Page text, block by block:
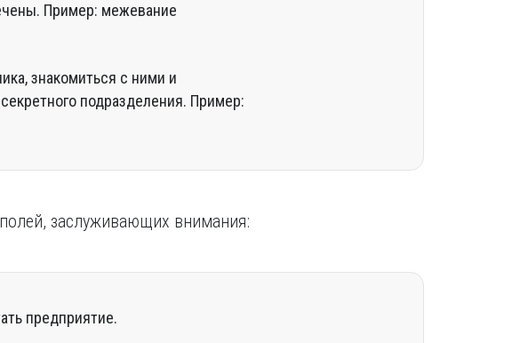
Пример: межевание
знакомиться с ними и
подразделения. Пример:
заслуживающих внимания:
предприятие.